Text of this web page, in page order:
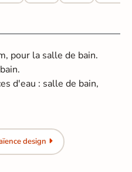
pour la salle de bain.
d'eau : salle de bain,
design